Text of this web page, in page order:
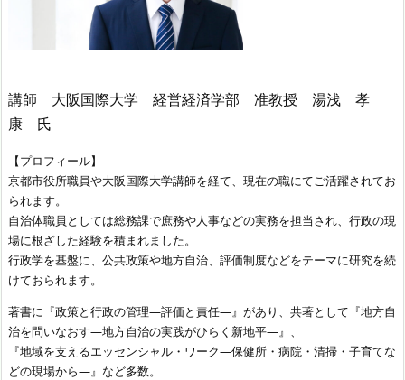
講師 大阪国際大学 経営経済学部 准教授 湯浅 孝
康 氏
【プロフィール】
京都市役所職員や大阪国際大学講師を経て、現在の職にてご活躍されてお
られます。
自治体職員としては総務課で庶務や人事などの実務を担当され、行政の現
場に根ざした経験を積まれました。
行政学を基盤に、公共政策や地方自治、評価制度などをテーマに研究を続
けておられます。
著書に『政策と行政の管理―評価と責任―』があり、共著として『地方自
治を問いなおす―地方自治の実践がひらく新地平―』、
『地域を支えるエッセンシャル・ワーク―保健所・病院・清掃・子育てな
どの現場から―』など多数。